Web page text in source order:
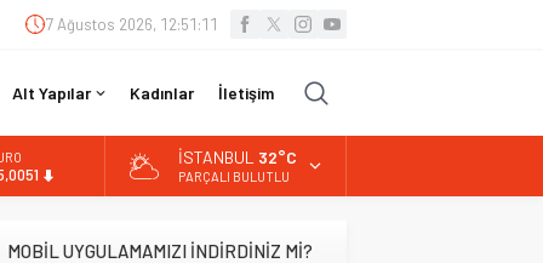
7 Ağustos 2026, 12:51:12
Alt Yapılar Kadınlar İletişim
İSTANBUL 32°C
PARÇALI BULUTLU
MOBİL UYGULAMAMIZI İNDİRDİNİZ Mİ?